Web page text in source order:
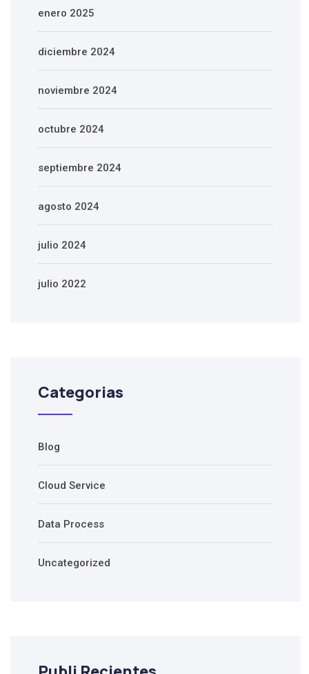
enero 2025
diciembre 2024
noviembre 2024
octubre 2024
septiembre 2024
agosto 2024
julio 2024
julio 2022
Categorias
Blog
Cloud Service
Data Process
Uncategorized